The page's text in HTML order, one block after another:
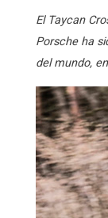
El Taycan
Porsche ha
del mundo,